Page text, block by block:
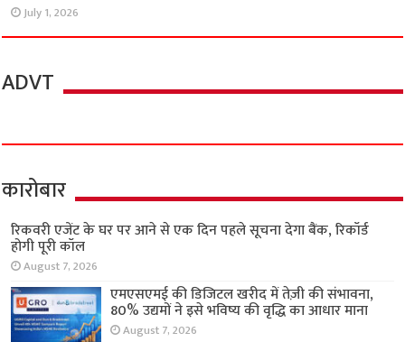
July 1, 2026
ADVT
कारोबार
रिकवरी एजेंट के घर पर आने से एक दिन पहले सूचना देगा बैंक, रिकॉर्ड
होगी पूरी कॉल
August 7, 2026
एमएसएमई की डिजिटल खरीद में तेज़ी की संभावना,
80% उद्यमों ने इसे भविष्य की वृद्धि का आधार माना
August 7, 2026